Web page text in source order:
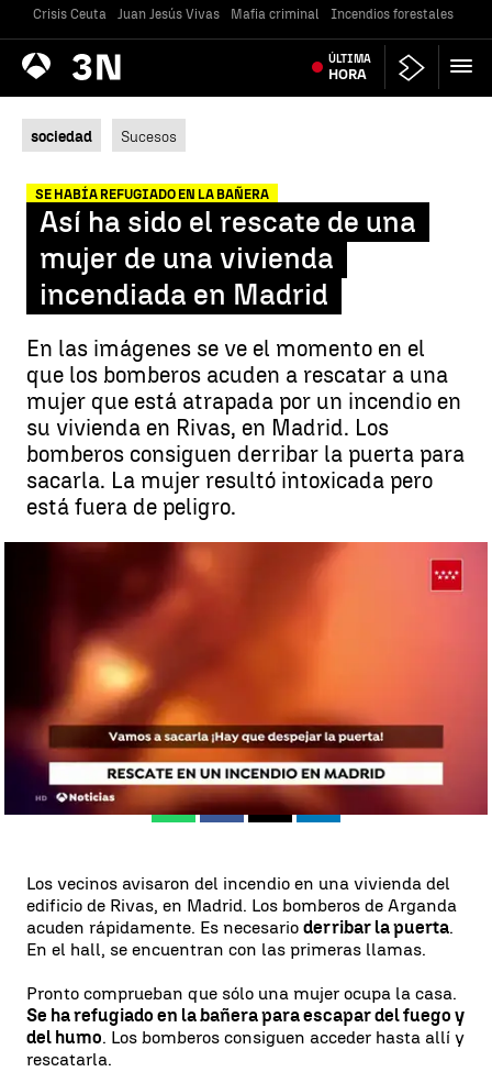
Crisis Ceuta Juan Jesús Vivas Mafia criminal Incendios forestales
Antena
3 Noticias ÚLTIMA
HORA
sociedad Sucesos
SE HABÍA REFUGIADO EN LA BAÑERA
Así ha sido el rescate de una
mujer de una vivienda
incendiada en Madrid
En las imágenes se ve el momento en el
que los bomberos acuden a rescatar a una
mujer que está atrapada por un incendio en
su vivienda en Rivas, en Madrid. Los
bomberos consiguen derribar la puerta para
sacarla. La mujer resultó intoxicada pero
está fuera de peligro.
Así ha sido el rescate de una mujer de una vivienda incendiada en
Antena 3 Noticias
Antena 3 Noticias Madrid
Publicado:17 de enero de 2019, 18:14
WhatsappFacebook
X Linkedin
Los vecinos avisaron del incendio en una vivienda del
edificio de Rivas, en Madrid. Los bomberos de Arganda
acuden rápidamente. Es necesario derribar la puerta.
En el hall, se encuentran con las primeras llamas.
Pronto comprueban que sólo una mujer ocupa la casa.
Se ha refugiado en la bañera para escapar del fuego y
del humo. Los bomberos consiguen acceder hasta allí y
rescatarla.